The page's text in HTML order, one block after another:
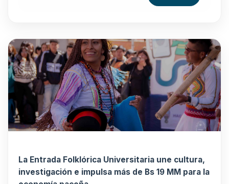
La Entrada Folklórica Universitaria une cultura,
investigación e impulsa más de Bs 19 MM para la